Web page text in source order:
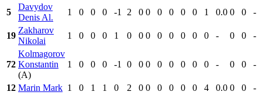
5
Davydov
Denis Al.
1 0 0 0 -1 2 0 0 0 0 0 0 1 0.0 0 0 -
19
Zakharov
Nikolai
1 0 0 0 1 0 0 0 0 0 0 0 0 - 0 0 -
72
Kolmagorov
Konstantin
(A)
1 0 0 0 -1 0 0 0 0 0 0 0 0 - 0 0 -
12 Marin Mark 1 0 1 1 0 2 0 0 0 0 0 0 4 0.0 0 0
-